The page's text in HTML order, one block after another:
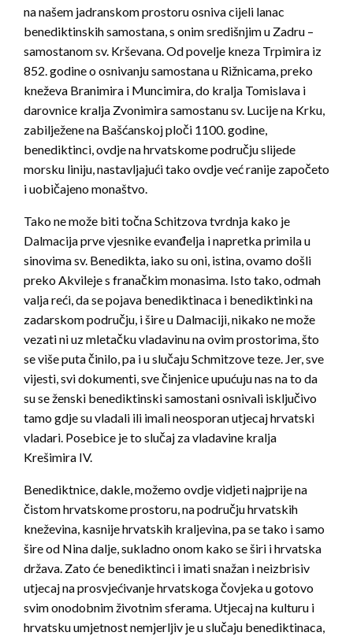
na našem jadranskom prostoru osniva cijeli lanac
benediktinskih samostana, s onim središnjim u Zadru –
samostanom sv. Krševana. Od povelje kneza Trpimira iz
852. godine o osnivanju samostana u Rižnicama, preko
kneževa Branimira i Muncimira, do kralja Tomislava i
darovnice kralja Zvonimira samostanu sv. Lucije na Krku,
zabilježene na Bašćanskoj ploči 1100. godine,
benediktinci, ovdje na hrvatskome području slijede
morsku liniju, nastavljajući tako ovdje već ranije započeto
i uobičajeno monaštvo.
Tako ne može biti točna Schitzova tvrdnja kako je
Dalmacija prve vjesnike evanđelja i napretka primila u
sinovima sv. Benedikta, iako su oni, istina, ovamo došli
preko Akvileje s franačkim monasima. Isto tako, odmah
valja reći, da se pojava benediktinaca i benediktinki na
zadarskom području, i šire u Dalmaciji, nikako ne može
vezati ni uz mletačku vladavinu na ovim prostorima, što
se više puta činilo, pa i u slučaju Schmitzove teze. Jer, sve
vijesti, svi dokumenti, sve činjenice upućuju nas na to da
su se ženski benediktinski samostani osnivali isključivo
tamo gdje su vladali ili imali neosporan utjecaj hrvatski
vladari. Posebice je to slučaj za vladavine kralja
Krešimira IV.
Benediktnice, dakle, možemo ovdje vidjeti najprije na
čistom hrvatskome prostoru, na području hrvatskih
kneževina, kasnije hrvatskih kraljevina, pa se tako i samo
šire od Nina dalje, sukladno onom kako se širi i hrvatska
država. Zato će benediktinci i imati snažan i neizbrisiv
utjecaj na prosvjećivanje hrvatskoga čovjeka u gotovo
svim onodobnim životnim sferama. Utjecaj na kulturu i
hrvatsku umjetnost nemjerljiv je u slučaju benediktinaca,